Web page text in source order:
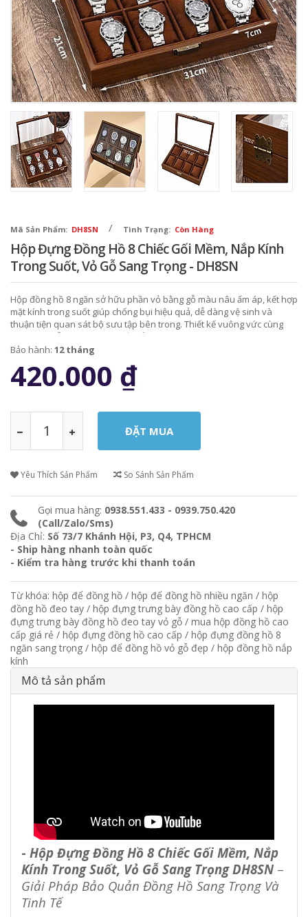
Mã Sản Phẩm: DH8SN / Tình Trạng: Còn Hàng
Hộp Đựng Đồng Hồ 8 Chiếc Gối Mềm, Nắp Kính
Trong Suốt, Vỏ Gỗ Sang Trọng - DH8SN
Hộp đồng hồ 8 ngăn sở hữu phần vỏ bằng gỗ màu nâu ấm áp, kết hợp
mặt kính trong suốt giúp chống bụi hiệu quả, dễ dàng vệ sinh và
thuận tiện quan sát bộ sưu tập bên trong. Thiết kế vuông vức cùng
tông màu gỗ óc chó mang đến vẻ đẹp thanh lịch.
Bảo hành: 12 tháng
420.000 ₫
Yêu Thích Sản Phẩm So Sánh Sản Phẩm
Gọi mua hàng: 0938.551.433 - 0939.750.420
(Call/Zalo/Sms)
Địa Chỉ: Số 73/7 Khánh Hội, P3, Q4, TPHCM
- Ship hàng nhanh toàn quốc
- Kiểm tra hàng trước khi thanh toán
Từ khóa: hộp để đồng hồ / hộp để đồng hồ nhiều ngăn / hộp
đồng hồ đeo tay / hộp đựng trưng bày đồng hồ cao cấp / hộp
đựng trưng bày đồng hồ đeo tay vỏ gỗ / mua hộp đồng hồ cao
cấp giá rẻ / hộp đựng đồng hồ cao cấp / hộp đựng đồng hồ 8
ngăn sang trọng / hộp để đồng hồ vỏ gỗ đẹp / hộp đồng hồ nắp
kính
Mô tả sản phẩm
- Hộp Đựng Đồng Hồ 8 Chiếc Gối Mềm, Nắp
Kính Trong Suốt, Vỏ Gỗ Sang Trọng DH8SN –
Giải Pháp Bảo Quản Đồng Hồ Sang Trọng Và
Tinh Tế